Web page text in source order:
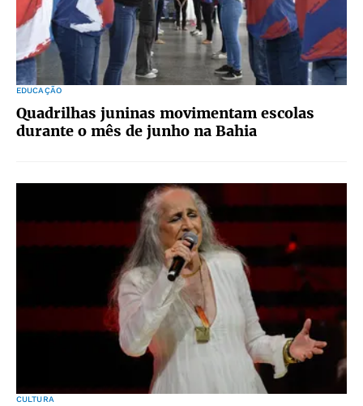
EDUCAÇÃO
Quadrilhas juninas movimentam escolas
durante o mês de junho na Bahia
CULTURA